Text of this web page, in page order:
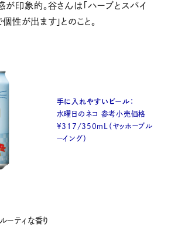
印象的。谷さんは「ハーブとスパイ
性が出ます」とのこと。
手に入れやすいビール：
水曜日のネコ 参考小売価格
¥317/350mL（ヤッホーブル
ーイング）
ーティな香り